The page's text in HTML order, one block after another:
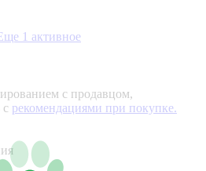
1 активное
с продавцом,
рекомендациями при покупке.